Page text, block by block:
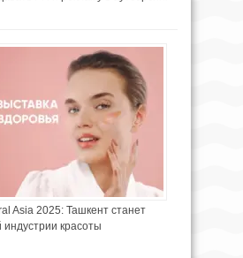
Asia 2025: Ташкент станет
красоты